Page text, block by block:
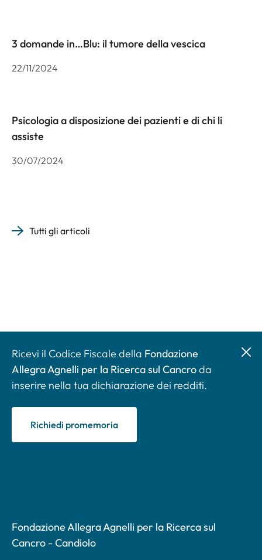
3 domande in…Blu: il tumore della vescica
22/11/2024
Psicologia a disposizione dei pazienti e di chi li
assiste
30/07/2024
Tutti gli articoli
Ricevi il Codice Fiscale della Fondazione
Allegra Agnelli per la Ricerca sul Cancroda
inserire nella tua dichiarazione dei redditi.
Richiedi promemoria
Fondazione Allegra Agnelli per la Ricerca sul
Cancro - Candiolo